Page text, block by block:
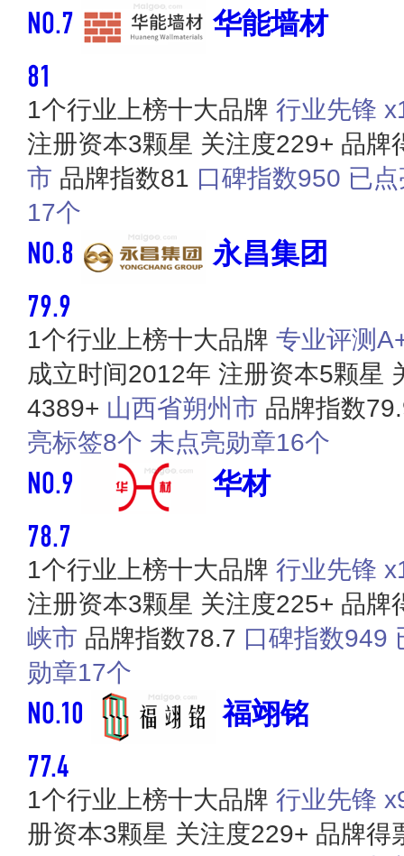
NO.7 华能墙材
81
1个行业上榜十大品牌 行业先锋
注册资本3颗星 关注度229+ 品牌
市 品牌指数81 口碑指数950 已
17个
NO.8 永昌集团
79.9
1个行业上榜十大品牌 专业评测
成立时间2012年 注册资本5颗星
4389+ 山西省朔州市 品牌指数
亮标签8个 未点亮勋章16个
NO.9 华材
78.7
1个行业上榜十大品牌 行业先锋
注册资本3颗星 关注度225+ 品牌
峡市 品牌指数78.7 口碑指数949
勋章17个
NO.10 福翊铭
77.4
1个行业上榜十大品牌 行业先锋
册资本3颗星 关注度229+ 品牌得